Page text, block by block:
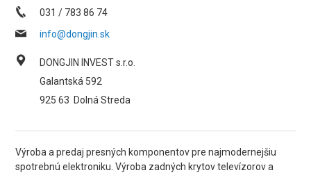
031 / 783 86 74
info@dongjin.sk
DONGJIN INVEST s.r.o.
Galantská 592
925 63 Dolná Streda
Výroba a predaj presných komponentov pre najmodernejšiu
spotrebnú elektroniku. Výroba zadných krytov televízorov a